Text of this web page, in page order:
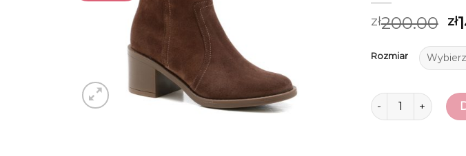
zł200.00 zł
Rozmiar
ilość ryłko botki